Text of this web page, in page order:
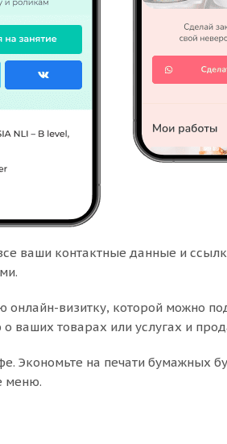
ваши контактные данные и
визитку, которой можно
ваших товарах или услугах и
Экономьте на печати бумажных
меню.